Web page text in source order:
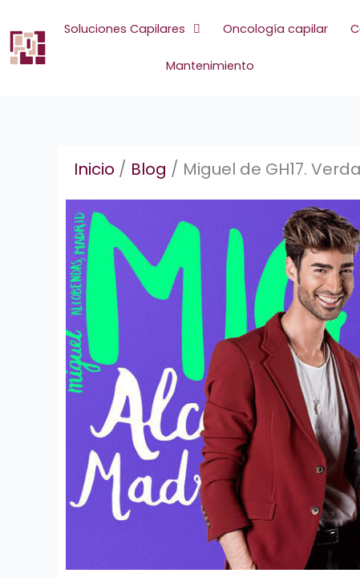
al
contenido
Soluciones Capilares Oncología capilar
Mantenimiento
Inicio / Blog / Miguel de GH17.